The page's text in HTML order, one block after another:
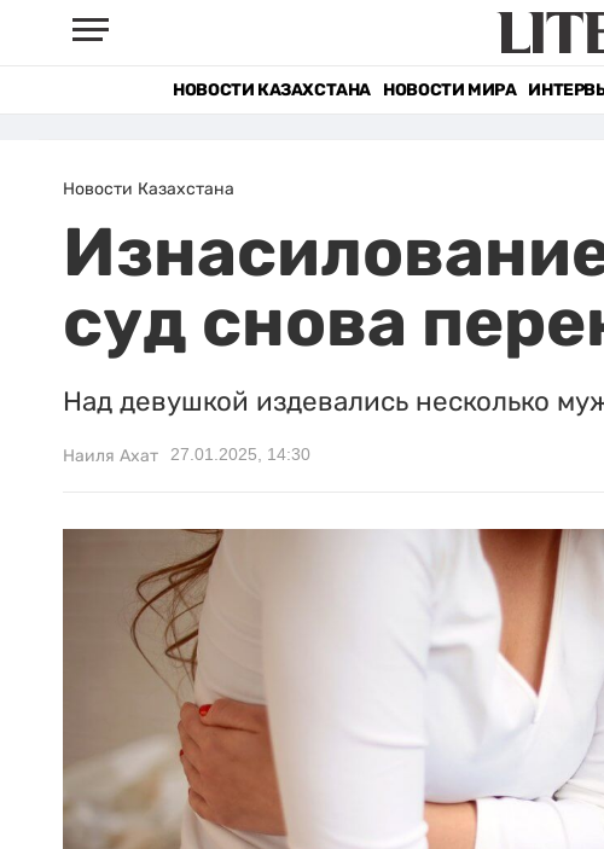
НОВОСТИ КАЗАХСТАНА НОВОСТИ МИРА
Новости Казахстана
суд снова
Над девушкой издевались несколько
Наиля Ахат 27.01.2025, 14:30